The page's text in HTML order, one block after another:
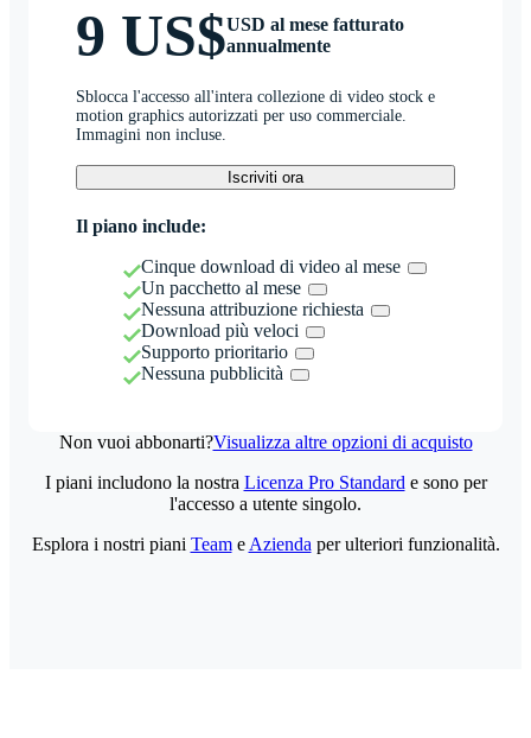
9 US$USD al mese fatturato
annualmente
Sblocca l'accesso all'intera collezione di video stock e
motion graphics autorizzati per uso commerciale.
Immagini non incluse.
Iscriviti ora
Il piano include:
Cinque download di video al mese
Un pacchetto al mese
Nessuna attribuzione richiesta
Download più veloci
Supporto prioritario
Nessuna pubblicità
Non vuoi abbonarti?Visualizza altre opzioni di acquisto
I piani includono la nostra Licenza Pro Standard e sono per
l'accesso a utente singolo.
Esplora i nostri piani Teame Azienda per ulteriori funzionalità.